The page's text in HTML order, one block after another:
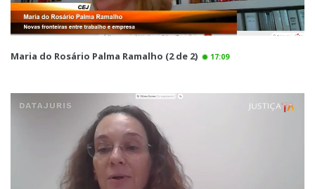
Maria do Rosário Palma Ramalho (2 de 2) 17:09